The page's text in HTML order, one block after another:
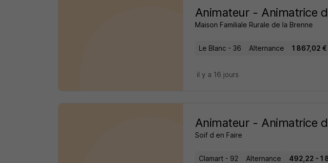
Animateur - Animatrice
Maison Familiale Rurale de la Brenne
Le Blanc - 36 Alternance 1 867,02
il y a 16 jours
Animateur - Animatrice
Soif d en Faire
Clamart - 92 Alternance 492,22 - 1